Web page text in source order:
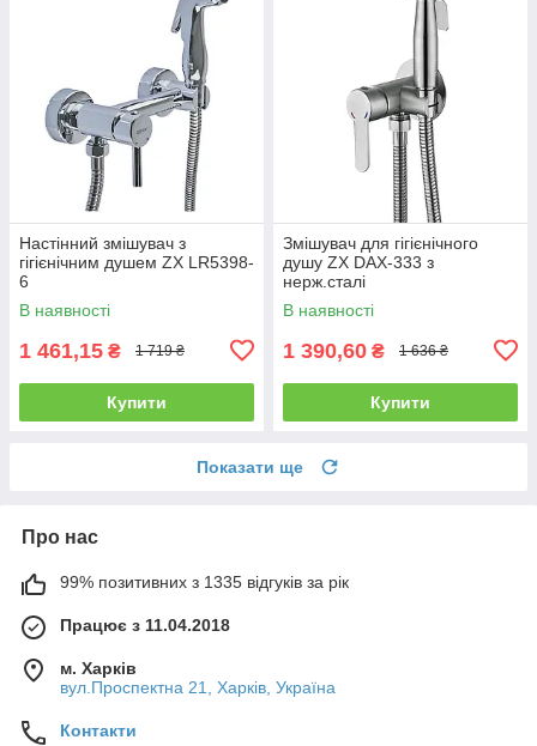
Настінний змішувач з
гігієнічним душем ZX LR5398-
6
В наявності
1 461,15 ₴ 1 719 ₴
Купити
Змішувач для гігієнічного
душу ZX DAX-333 з
нерж.сталі
В наявності
1 390,60 ₴ 1 636 ₴
Купити
Показати ще
Про нас
99% позитивних з 1335 відгуків за рік
Працює з 11.04.2018
м. Харків
вул.Проспектна 21, Харків, Україна
Контакти